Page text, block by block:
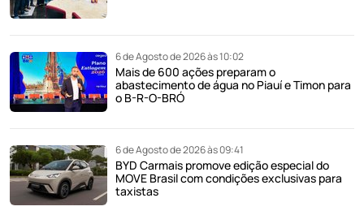
6 de Agosto de 2026 às 10:02
Mais de 600 ações preparam o
abastecimento de água no Piauí e Timon para
o B-R-O-BRÓ
6 de Agosto de 2026 às 09:41
BYD Carmais promove edição especial do
MOVE Brasil com condições exclusivas para
taxistas